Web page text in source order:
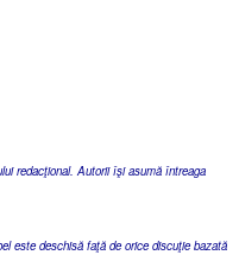
redacţional. Autorii îşi asumă întreaga
este deschisă faţă de orice discuţie bazată